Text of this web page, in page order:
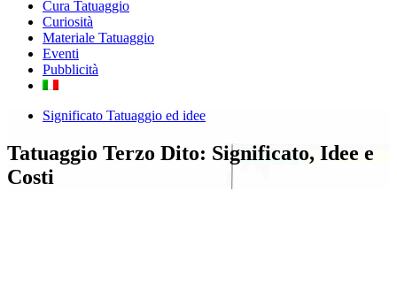
Cura Tatuaggio
Curiosità
Materiale Tatuaggio
Eventi
Pubblicità
Significato Tatuaggio ed idee
Tatuaggio Terzo Dito: Significato, Idee e
Costi